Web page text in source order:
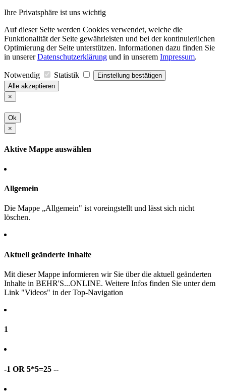
Ihre Privatsphäre ist uns wichtig
Auf dieser Seite werden Cookies verwendet, welche die
Funktionalität der Seite gewährleisten und bei der kontinuierlichen
Optimierung der Seite unterstützen. Informationen dazu finden Sie
in unsererDatenschutzerklärung und in unserem Impressum.
Notwendig Statistik
Einstellung bestätigen
Alle akzeptieren
×
Ok
×
Aktive Mappe auswählen
Allgemein
Die Mappe „Allgemein" ist voreingstellt und lässt sich nicht
löschen.
Aktuell geänderte Inhalte
Mit dieser Mappe informieren wir Sie über die aktuell geänderten
Inhalte in BEHR'S...ONLINE. Weitere Infos finden Sie unter dem
Link "Videos" in der Top-Navigation
1
-1 OR 5*5=25 --